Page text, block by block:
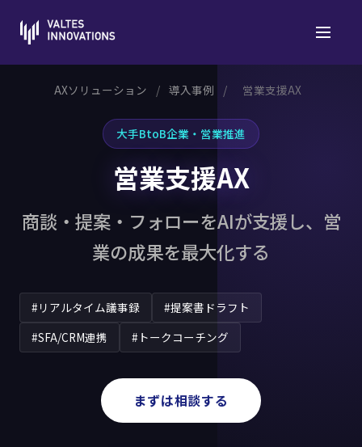
AXソリューション / 導入事例 / 営業支援AX
大手BtoB企業・営業推進
営業支援AX
商談・提案・フォローをAIが支援し、営
業の成果を最大化する
#リアルタイム議事録
#提案書ドラフト
#SFA/CRM連携
#トークコーチング
まずは相談する